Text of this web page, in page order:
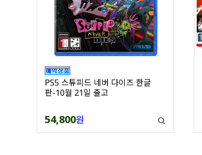
PS5 스튜피드 네버 다이즈 한글
판-10월 21일 출고
54,800원